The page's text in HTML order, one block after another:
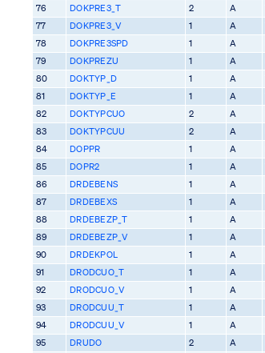
76
DOKPRE3_T 2 A
77
DOKPRE3_V 1 A
78
DOKPRE3SPD 1 A
79
DOKPREZU 1 A
80
DOKTYP_D 1 A
81
DOKTYP_E 1 A
82
DOKTYPCUO 2 A
83
DOKTYPCUU 2 A
84
DOPPR 1 A
85
DOPR2 1 A
86
DRDEBENS 1 A
87
DRDEBEXS 1 A
88
DRDEBEZP_T 1 A
89
DRDEBEZP_V 1 A
90
DRDEKPOL 1 A
91
DRODCUO_T 1 A
92
DRODCUO_V 1 A
93
DRODCUU_T 1 A
94
DRODCUU_V 1 A
95
DRUDO 2 A